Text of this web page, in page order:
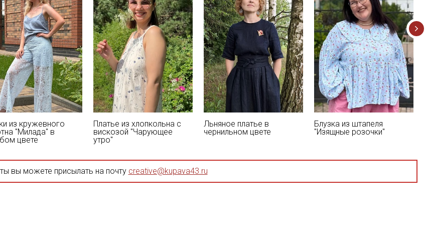
из кружевного
"Милада" в
цвете
Платье из хлопкольна с
вискозой "Чарующее
утро"
Льняное платье в
чернильном цвете
Блузка из штапеля
"Изящные розочки"
вы можете присылать на почту creative@kupava43.ru